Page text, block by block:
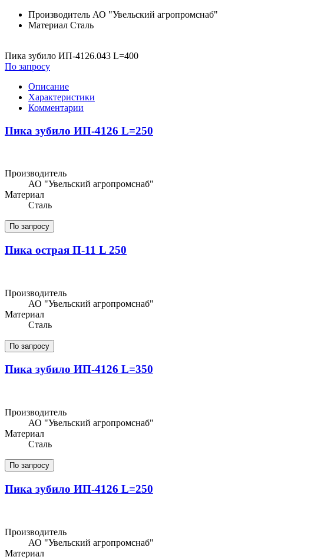
Производитель АО "Увельский агропромснаб"
Материал Сталь
Пика зубило ИП-4126.043 L=400
По запросу
Описание
Характеристики
Комментарии
Пика зубило ИП-4126 L=250
Производитель
АО "Увельский агропромснаб"
Материал
Сталь
По запросу
Пика острая П-11 L 250
Производитель
АО "Увельский агропромснаб"
Материал
Сталь
По запросу
Пика зубило ИП-4126 L=350
Производитель
АО "Увельский агропромснаб"
Материал
Сталь
По запросу
Пика зубило ИП-4126 L=250
Производитель
АО "Увельский агропромснаб"
Материал